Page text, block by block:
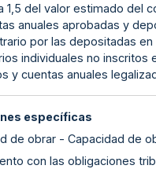
1,5 del valor estimado del
anuales aprobadas y
por las depositadas
individuales no inscritos
y cuentas anuales
específicas
de obrar - Capacidad de
con las obligaciones